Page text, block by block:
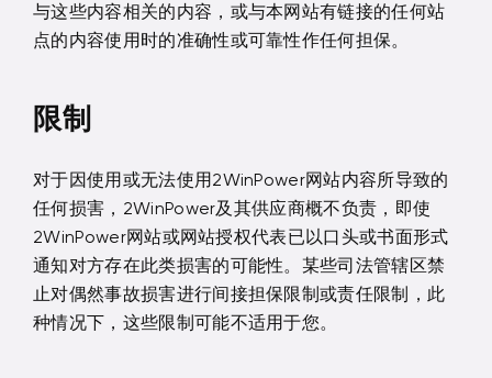
与这些内容相关的内容，或与本网站有链接的任何站
点的内容使用时的准确性或可靠性作任何担保。
限制
对于因使用或无法使用2WinPower网站内容所导致的
任何损害，2WinPower及其供应商概不负责，即使
2WinPower网站或网站授权代表已以口头或书面形式
通知对方存在此类损害的可能性。某些司法管辖区禁
止对偶然事故损害进行间接担保限制或责任限制，此
种情况下，这些限制可能不适用于您。